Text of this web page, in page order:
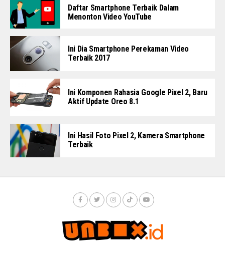
Daftar Smartphone Terbaik Dalam
Menonton Video YouTube
Ini Dia Smartphone Perekaman Video
Terbaik 2017
Ini Komponen Rahasia Google Pixel 2, Baru
Aktif Update Oreo 8.1
Ini Hasil Foto Pixel 2, Kamera Smartphone
Terbaik